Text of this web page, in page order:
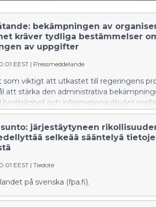
bekämpningen av
kräver tydliga bestämmelser
av uppgifter
EEST | Pressmeddelande
som viktigt att utkastet till regeringens
att stärka den administrativa
brottslighet och informationsutbytet
Propositionen ger FPA bättre
och bekämpa organiserad
i samband med den. FPA anser dock att
om utlämnande, behandling och
och trygga dataskyddet för enskilda
större utsträckning kunna delta i
brottslighet FPA anser att FPA som
tryggheten förfogar över uppgifter som
järjestäytyneen
selkeää sääntelyä
EEST | Tiedote
på svenska (fpa.fi).